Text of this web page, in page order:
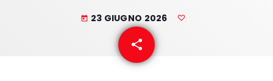
today 23 GIUGNO 2026
share
email